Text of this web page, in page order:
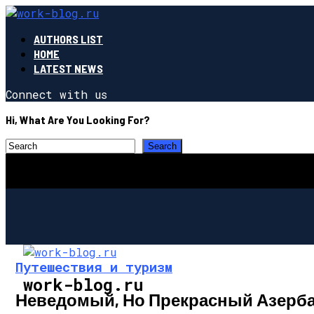
AUTHORS LIST
HOME
LATEST NEWS
Connect with us
Hi, What Are You Looking For?
work-blog.ru
Путешествия и туризм
Неведомый, Но Прекрасный